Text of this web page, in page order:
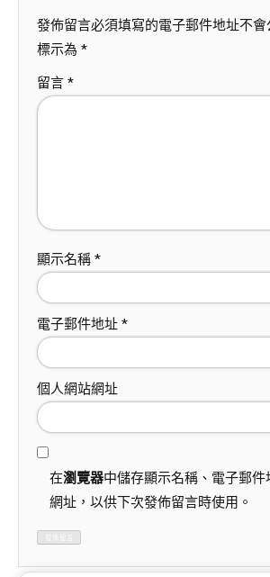
發佈留言必須填寫的電子郵件地址不會
標示為 *
留言 *
顯示名稱 *
電子郵件地址 *
個人網站網址
在瀏覽器中儲存顯示名稱、電子郵
網址，以供下次發佈留言時使用。